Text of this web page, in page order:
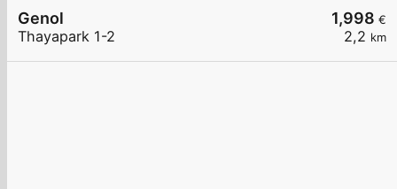
1,998 €
2,2 km
Genol
Thayapark 1-2